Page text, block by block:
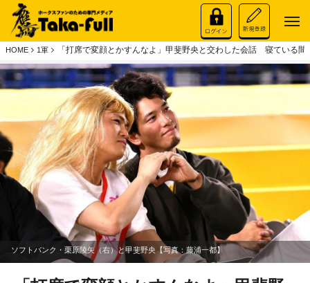
HOME 1軍 「打席で変顔とかすんなよ」甲斐野央と交わした会話 寝ている
ソフトバンク・栗原陵矢（右）と甲斐野央【写真：藤浦一都】